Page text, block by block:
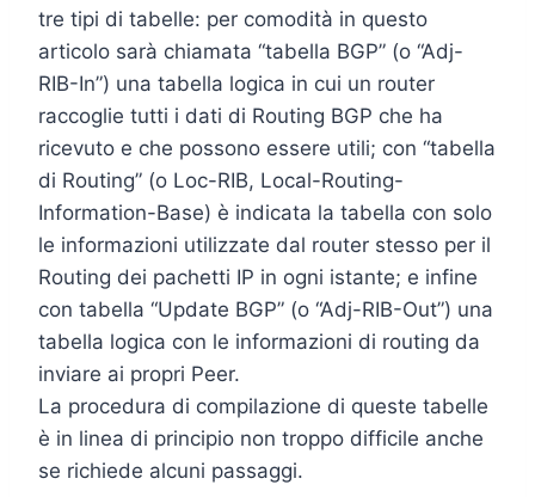
tre tipi di tabelle: per comodità in questo
articolo sarà chiamata “tabella BGP” (o “Adj-
RIB-In”) una tabella logica in cui un router
raccoglie tutti i dati di Routing BGP che ha
ricevuto e che possono essere utili; con “tabella
di Routing” (o Loc-RIB, Local-Routing-
Information-Base) è indicata la tabella con solo
le informazioni utilizzate dal router stesso per il
Routing dei pachetti IP in ogni istante; e infine
con tabella “Update BGP” (o “Adj-RIB-Out”) una
tabella logica con le informazioni di routing da
inviare ai propri Peer.
La procedura di compilazione di queste tabelle
è in linea di principio non troppo difficile anche
se richiede alcuni passaggi.